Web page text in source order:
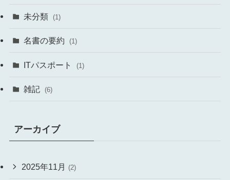
未分類 (1)
名書の要約 (1)
ITパスポート (1)
雑記 (6)
アーカイブ
2025年11月 (2)